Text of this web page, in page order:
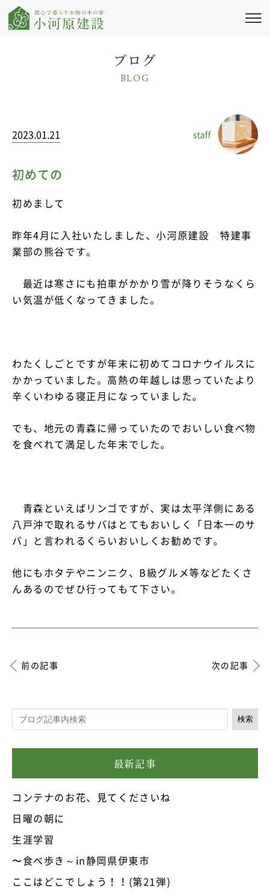
施工実績
資料請求・お問い合わせ
ブログ
BLOG
2023.01.21 staff
初めての
初めまして
昨年4月に入社いたしました、小河原建設 特建事
業部の熊谷です。
最近は寒さにも拍車がかかり雪が降りそうなくら
い気温が低くなってきました。
わたくしごとですが年末に初めてコロナウイルスに
かかっていました。高熱の年越しは思っていたより
辛くいわゆる寝正月になっていました。
でも、地元の青森に帰っていたのでおいしい食べ物
を食べれて満足した年末でした。
青森といえばリンゴですが、実は太平洋側にある
八戸沖で取れるサバはとてもおいしく「日本一のサ
バ」と言われるくらいおいしくお勧めです。
他にもホタテやニンニク、B級グルメ等などたくさ
んあるのでぜひ行ってもて下さい。
前の記事 次の記事
検索
最新記事
コンテナのお花、見てくださいね
日曜の朝に
生涯学習
〜食べ歩き～in静岡県伊東市
ここはどこでしょう！！(第21弾)